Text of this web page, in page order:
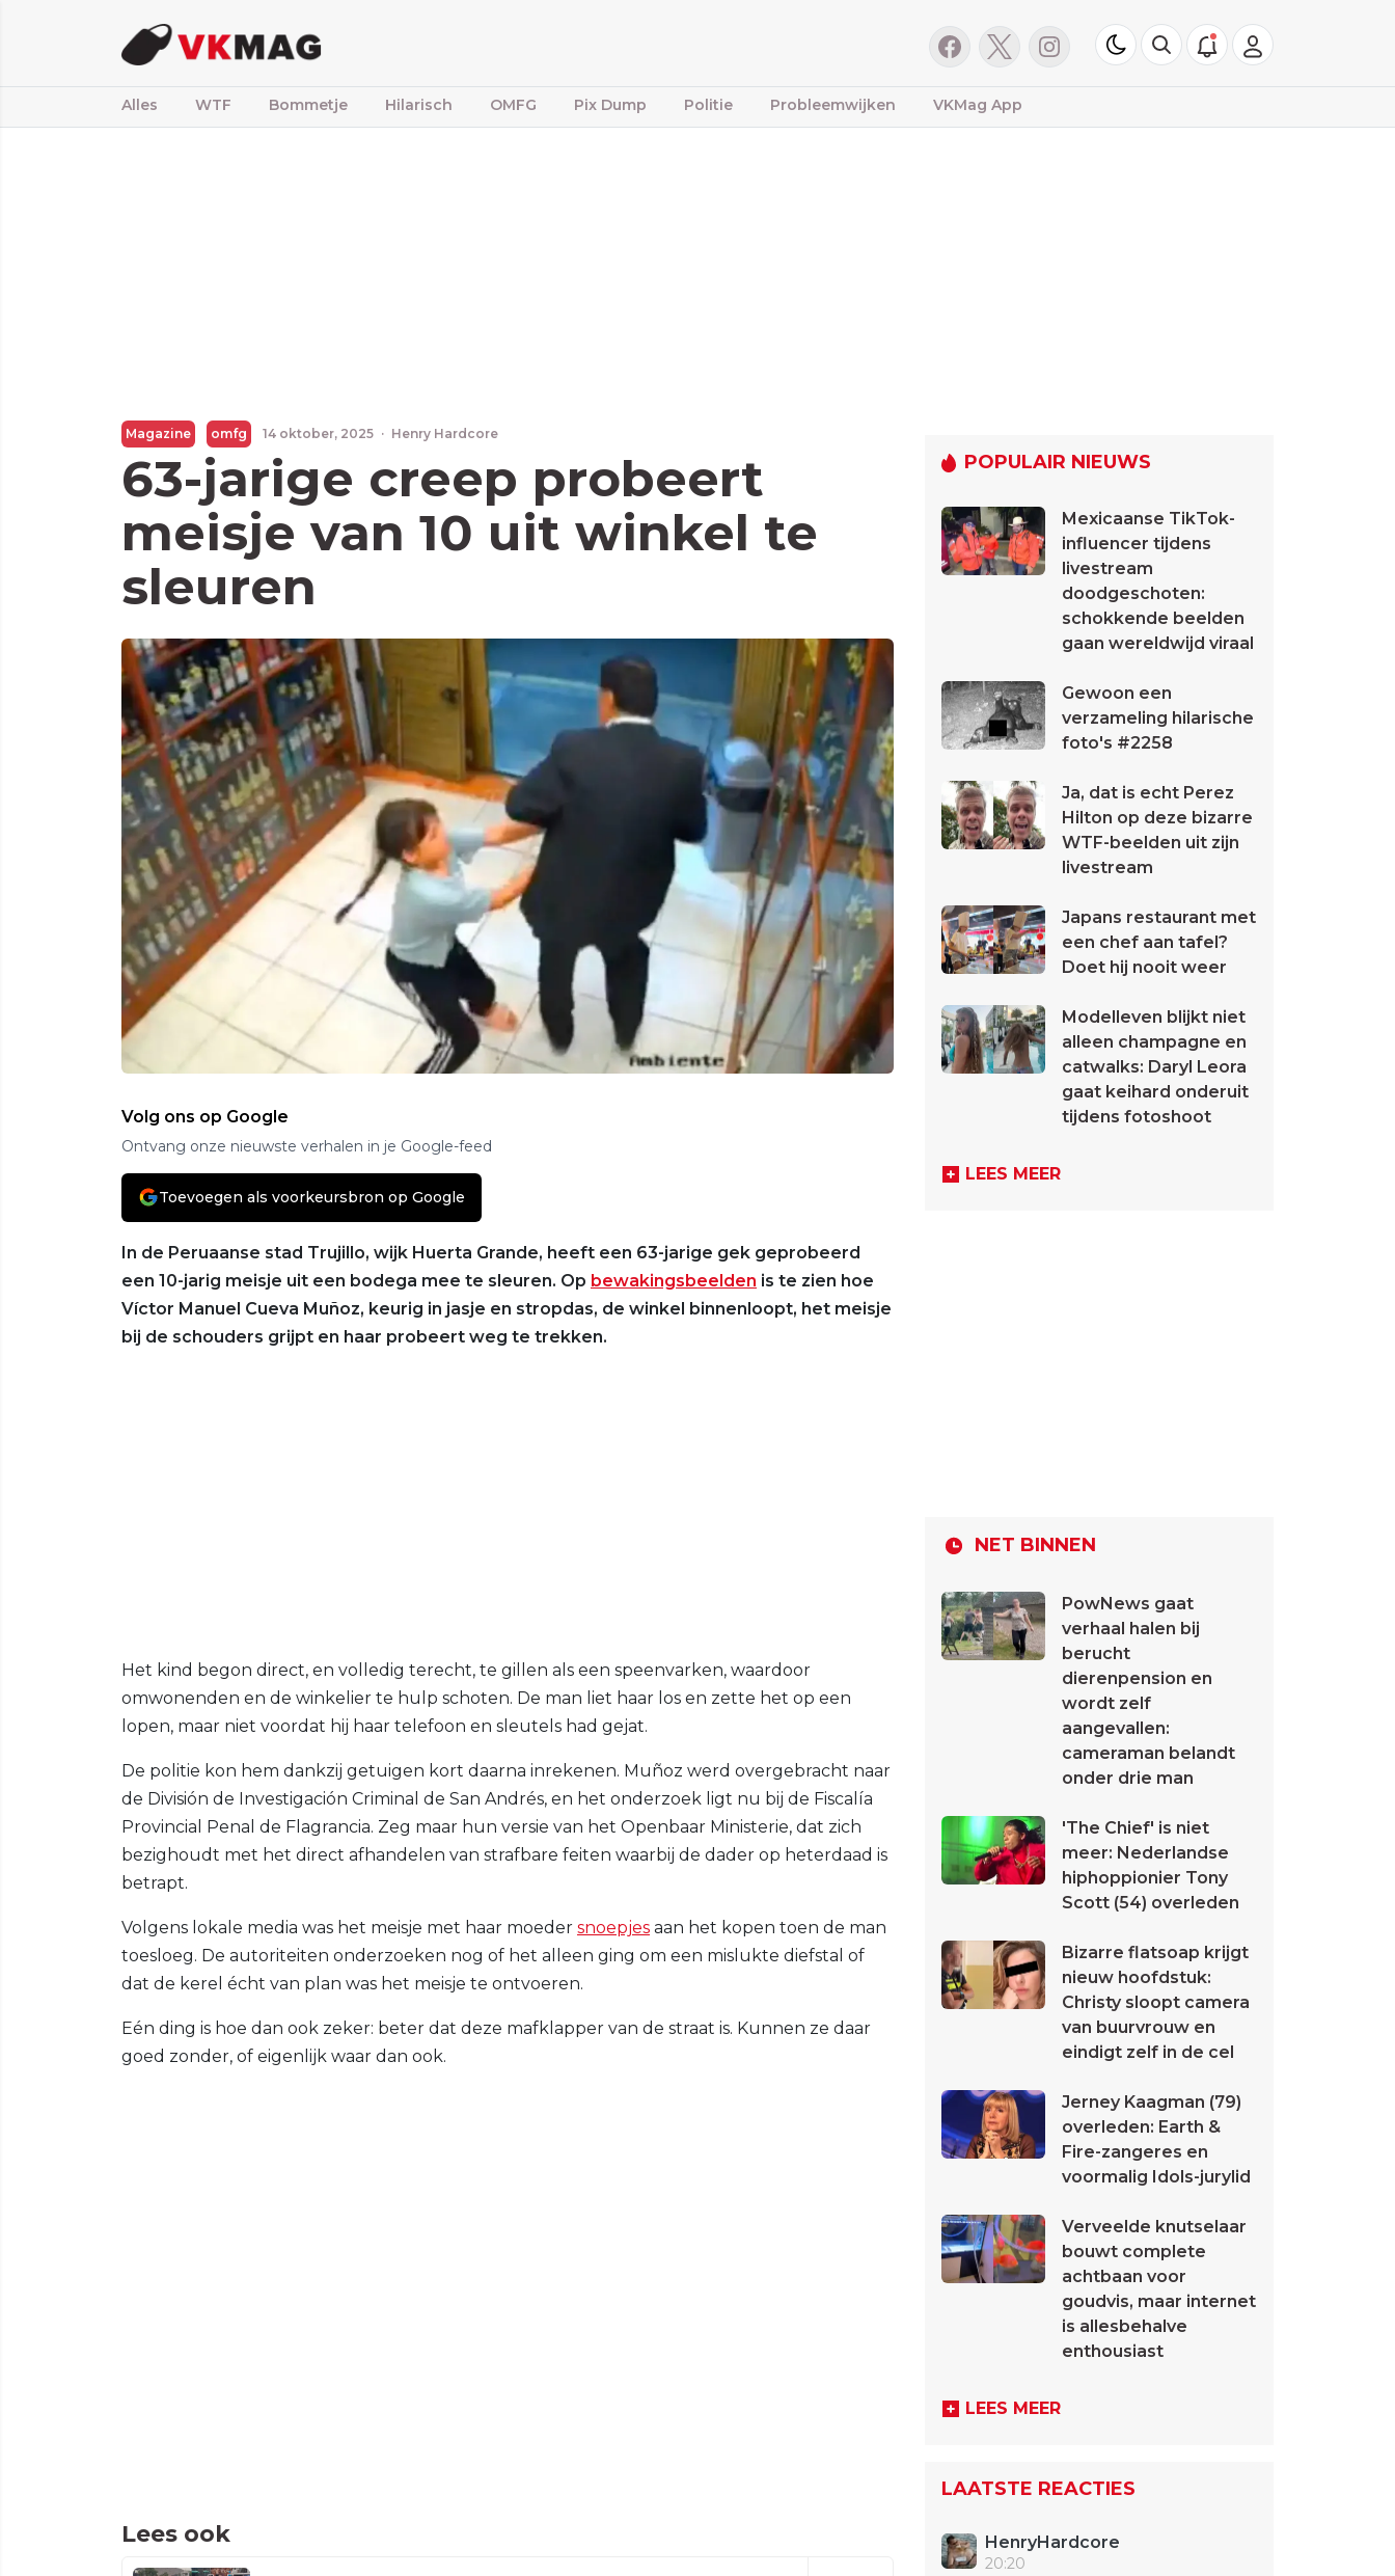
Alles WTF Bommetje Hilarisch OMFG Pix Dump Politie Probleemwijken VKMag App
Magazine omfg 14 oktober, 2025 · Henry Hardcore
63-jarige creep probeert
meisje van 10 uit winkel te
sleuren
Volg ons op Google
Ontvang onze nieuwste verhalen in je Google-feed
Toevoegen als voorkeursbron op Google
In de Peruaanse stad Trujillo, wijk Huerta Grande, heeft een 63-jarige gek geprobeerd
een 10-jarig meisje uit een bodega mee te sleuren. Op bewakingsbeelden is te zien hoe
Víctor Manuel Cueva Muñoz, keurig in jasje en stropdas, de winkel binnenloopt, het meisje
bij de schouders grijpt en haar probeert weg te trekken.
Het kind begon direct, en volledig terecht, te gillen als een speenvarken, waardoor
omwonenden en de winkelier te hulp schoten. De man liet haar los en zette het op een
lopen, maar niet voordat hij haar telefoon en sleutels had gejat.
De politie kon hem dankzij getuigen kort daarna inrekenen. Muñoz werd overgebracht naar
de División de Investigación Criminal de San Andrés, en het onderzoek ligt nu bij de Fiscalía
Provincial Penal de Flagrancia. Zeg maar hun versie van het Openbaar Ministerie, dat zich
bezighoudt met het direct afhandelen van strafbare feiten waarbij de dader op heterdaad is
betrapt.
Volgens lokale media was het meisje met haar moeder snoepjes aan het kopen toen de man
toesloeg. De autoriteiten onderzoeken nog of het alleen ging om een mislukte diefstal of
dat de kerel écht van plan was het meisje te ontvoeren.
Eén ding is hoe dan ook zeker: beter dat deze mafklapper van de straat is. Kunnen ze daar
goed zonder, of eigenlijk waar dan ook.
Lees ook
POPULAIR NIEUWS
Mexicaanse TikTok-
influencer tijdens
livestream
doodgeschoten:
schokkende beelden
gaan wereldwijd viraal
Gewoon een
verzameling hilarische
foto's #2258
Ja, dat is echt Perez
Hilton op deze bizarre
WTF-beelden uit zijn
livestream
Japans restaurant met
een chef aan tafel?
Doet hij nooit weer
Modelleven blijkt niet
alleen champagne en
catwalks: Daryl Leora
gaat keihard onderuit
tijdens fotoshoot
LEES MEER
NET BINNEN
PowNews gaat
verhaal halen bij
berucht
dierenpension en
wordt zelf
aangevallen:
cameraman belandt
onder drie man
'The Chief' is niet
meer: Nederlandse
hiphoppionier Tony
Scott (54) overleden
Bizarre flatsoap krijgt
nieuw hoofdstuk:
Christy sloopt camera
van buurvrouw en
eindigt zelf in de cel
Jerney Kaagman (79)
overleden: Earth &
Fire-zangeres en
voormalig Idols-jurylid
Verveelde knutselaar
bouwt complete
achtbaan voor
goudvis, maar internet
is allesbehalve
enthousiast
LEES MEER
LAATSTE REACTIES
HenryHardcore
20:20